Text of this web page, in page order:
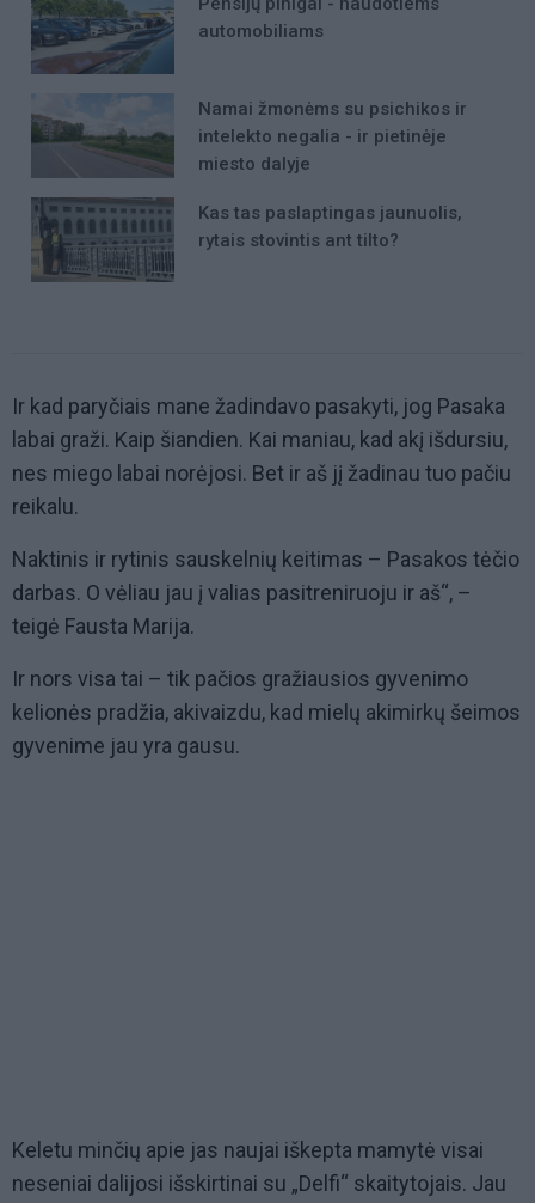
automobiliams
Namai žmonėms su psichikos ir
intelekto negalia - ir pietinėje
miesto dalyje
Kas tas paslaptingas jaunuolis,
rytais stovintis ant tilto?
Ir kad paryčiais mane žadindavo pasakyti, jog Pasaka
labai graži. Kaip šiandien. Kai maniau, kad akį išdursiu,
nes miego labai norėjosi. Bet ir aš jį žadinau tuo pačiu
reikalu.
Naktinis ir rytinis sauskelnių keitimas – Pasakos tėčio
darbas. O vėliau jau į valias pasitreniruoju ir aš“, –
teigė Fausta Marija.
Ir nors visa tai – tik pačios gražiausios gyvenimo
kelionės pradžia, akivaizdu, kad mielų akimirkų šeimos
gyvenime jau yra gausu.
Keletu minčių apie jas naujai iškepta mamytė visai
neseniai dalijosi išskirtinai su „Delfi“ skaitytojais. Jau